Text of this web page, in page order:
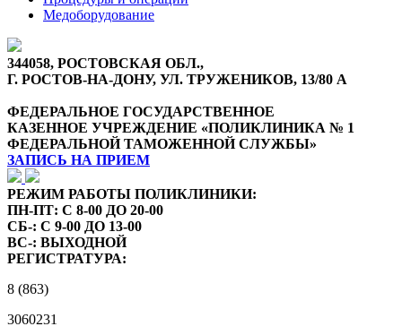
Медоборудование
344058, РОСТОВСКАЯ ОБЛ.,
Г. РОСТОВ-НА-ДОНУ, УЛ. ТРУЖЕНИКОВ, 13/80 А
ФЕДЕРАЛЬНОЕ ГОСУДАРСТВЕННОЕ
КАЗЕННОЕ УЧРЕЖДЕНИЕ «ПОЛИКЛИНИКА № 1
ФЕДЕРАЛЬНОЙ ТАМОЖЕННОЙ СЛУЖБЫ»
ЗАПИСЬ НА ПРИЕМ
РЕЖИМ РАБОТЫ ПОЛИКЛИНИКИ:
ПН-ПТ: С 8-00 ДО 20-00
СБ-: С 9-00 ДО 13-00
ВС-: ВЫХОДНОЙ
РЕГИСТРАТУРА:
8 (863)
3060231